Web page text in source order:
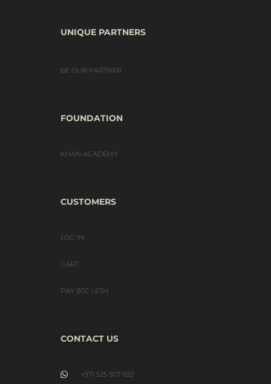
UNIQUE PARTNERS
BE OUR PARTNER
FOUNDATION
KHAN ACADEMY
CUSTOMERS
LOG IN
CART
PAY BTC | ETH
CONTACT US
+971 525 507 922